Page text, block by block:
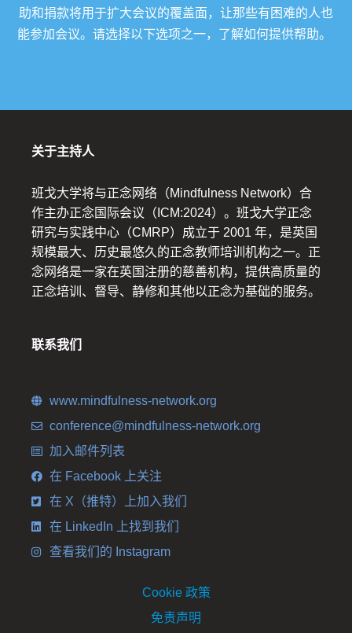
助和捐款将用于扩大会议的覆盖面，让那些有困难的人也
能参加会议。请选择以下选项之一，了解如何提供帮助。
关于主持人
班戈大学将与正念网络（Mindfulness Network）合
作主办正念国际会议（ICM:2024）。班戈大学正念
研究与实践中心（CMRP）成立于 2001 年，是英国
规模最大、历史最悠久的正念教师培训机构之一。正
念网络是一家在英国注册的慈善机构，提供高质量的
正念培训、督导、静修和其他以正念为基础的服务。
联系我们
www.mindfulness-network.org
conference@mindfulness-network.org
加入邮件列表
在 Facebook 上关注
在 X（推特）上加入我们
在 LinkedIn 上找到我们
查看我们的 Instagram
Cookie 政策
免责声明